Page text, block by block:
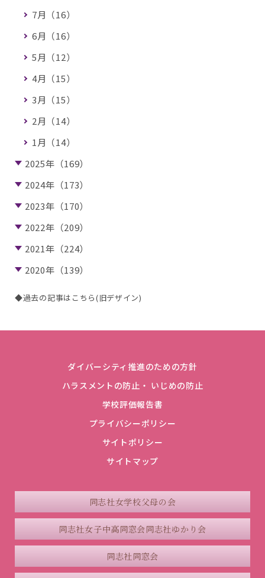
7月（16）
6月（16）
5月（12）
4月（15）
3月（15）
2月（14）
1月（14）
2025年（169）
2024年（173）
2023年（170）
2022年（209）
2021年（224）
2020年（139）
◆過去の記事はこちら(旧デザイン)
ダイバーシティ推進のための方針
ハラスメントの防止・ いじめの防止
学校評価報告書
プライバシーポリシー
サイトポリシー
サイトマップ
同志社女学校父母の会
同志社女子中高同窓会同志社ゆかり会
同志社同窓会